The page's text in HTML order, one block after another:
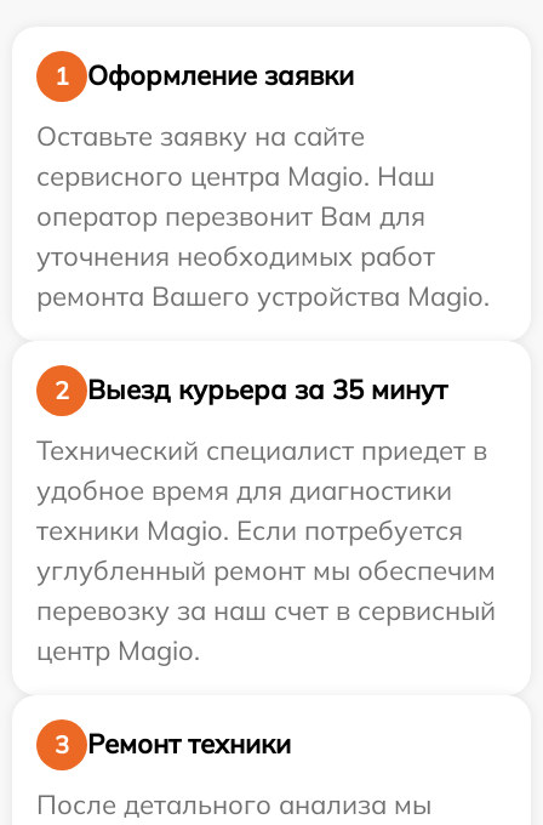
1
Оформление заявки
Оставьте заявку на сайте
сервисного центра Magio. Наш
оператор перезвонит Вам для
уточнения необходимых работ
ремонта Вашего устройства Magio.
2
Выезд курьера за 35 минут
Технический специалист приедет в
удобное время для диагностики
техники Magio. Если потребуется
углубленный ремонт мы обеспечим
перевозку за наш счет в сервисный
центр Magio.
3
Ремонт техники
После детального анализа мы